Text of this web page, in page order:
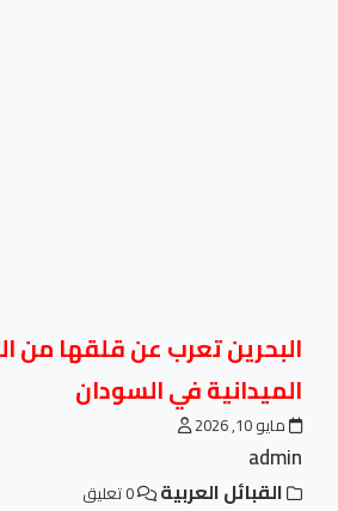
البحرين تعرب عن قلقها من
الميدانية في السودان
مايو 10, 2026
admin
القبائل العربية